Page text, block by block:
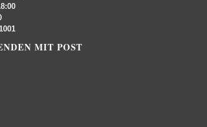
MIT POST